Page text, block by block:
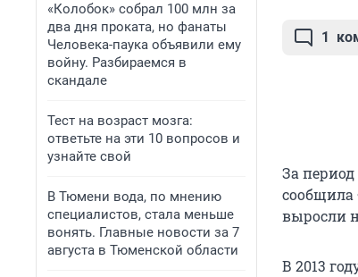
«Колобок» собрал 100 млн за
два дня проката, но фанаты
Человека-паука объявили ему
войну. Разбираемся в
скандале
Тест на возраст мозга:
ответьте на эти 10 вопросов и
узнайте свой
В Тюмени вода, по мнению
специалистов, стала меньше
вонять. Главные новости за 7
августа в Тюменской области
1
За период
сообщила
выросли
В 2013